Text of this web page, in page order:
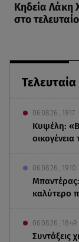
06.08.26 , 19:17
Κυψέλη:
οικογένεια
06.08.26 , 19:10
καλύτερο
06.08.26 , 18:49
Συντάξεις
Κηδεία Λάκη
στο